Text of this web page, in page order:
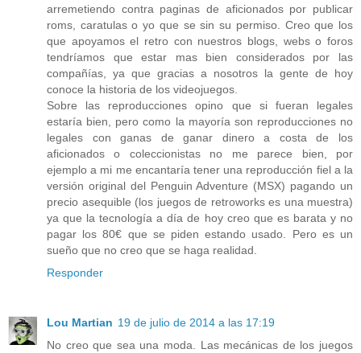
arremetiendo contra paginas de aficionados por publicar
roms, caratulas o yo que se sin su permiso. Creo que los
que apoyamos el retro con nuestros blogs, webs o foros
tendríamos que estar mas bien considerados por las
compañías, ya que gracias a nosotros la gente de hoy
conoce la historia de los videojuegos.
Sobre las reproducciones opino que si fueran legales
estaría bien, pero como la mayoría son reproducciones no
legales con ganas de ganar dinero a costa de los
aficionados o coleccionistas no me parece bien, por
ejemplo a mi me encantaría tener una reproducción fiel a la
versión original del Penguin Adventure (MSX) pagando un
precio asequible (los juegos de retroworks es una muestra)
ya que la tecnología a día de hoy creo que es barata y no
pagar los 80€ que se piden estando usado. Pero es un
sueño que no creo que se haga realidad.
Responder
Lou Martian 19 de julio de 2014 a las 17:19
No creo que sea una moda. Las mecánicas de los juegos